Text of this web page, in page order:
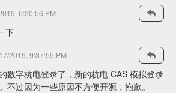
6:20:56 PM
下
2019, 9:37:55 PM
数字杭电登录了，新的杭电 CAS 模拟登录
不过因为一些原因不方便开源，抱歉。